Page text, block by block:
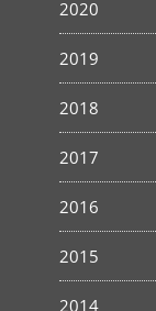
2020
2019
2018
2017
2016
2015
2014